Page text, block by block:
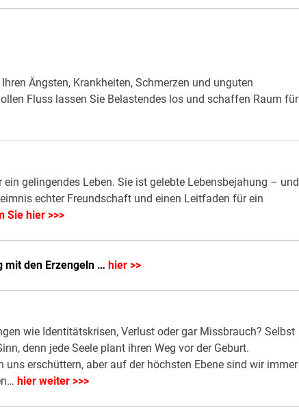
Ängsten, Krankheiten, Schmerzen und unguten
Fluss lassen Sie Belastendes los und schaffen Raum für
gelingendes Leben. Sie ist gelebte Lebensbejahung – und
echter Freundschaft und einen Leitfaden für ein
Sie hier >>>
mit den Erzengeln … hier >>
wie Identitätskrisen, Verlust oder gar Missbrauch? Selbst
denn jede Seele plant ihren Weg vor der Geburt.
erschüttern, aber auf der höchsten Ebene sind wir immer
hier weiter >>>